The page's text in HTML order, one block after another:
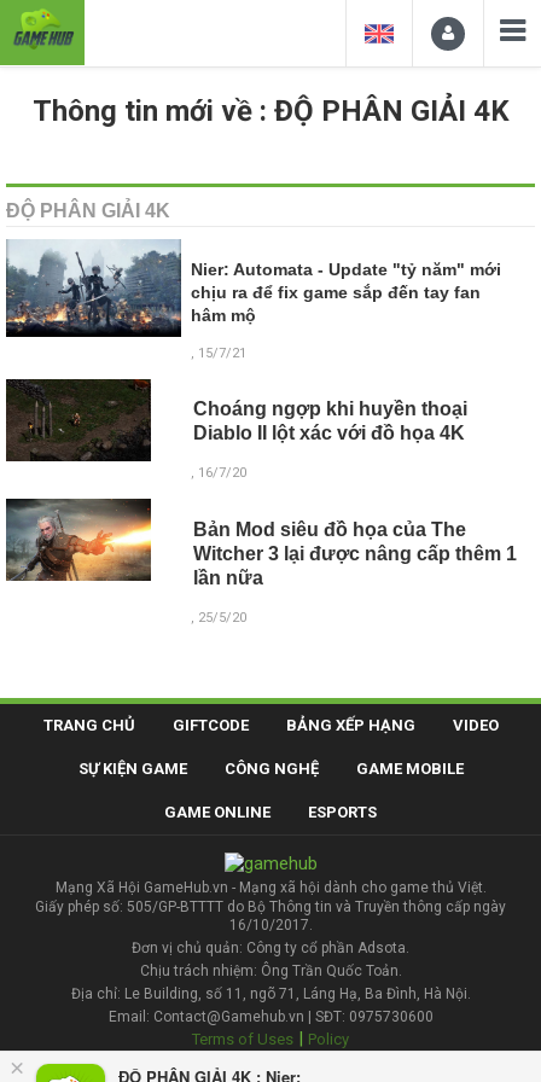
× ĐỘ PHÂN GIẢI 4K : Nier:
Thông tin mới về : ĐỘ PHÂN GIẢI 4K
ĐỘ PHÂN GIẢI 4K
Nier: Automata - Update "tỷ năm" mới
chịu ra để fix game sắp đến tay fan
hâm mộ
, 15/7/21
Choáng ngợp khi huyền thoại
Diablo II lột xác với đồ họa 4K
, 16/7/20
Bản Mod siêu đồ họa của The
Witcher 3 lại được nâng cấp thêm 1
lần nữa
, 25/5/20
TRANG CHỦ GIFTCODE BẢNG XẾP HẠNG VIDEO
SỰ KIỆN GAME CÔNG NGHỆ GAME MOBILE
GAME ONLINE ESPORTS
Mạng Xã Hội GameHub.vn - Mạng xã hội dành cho game thủ Việt.
Giấy phép số: 505/GP-BTTTT do Bộ Thông tin và Truyền thông cấp ngày
16/10/2017.
Đơn vị chủ quản: Công ty cổ phần Adsota.
Chịu trách nhiệm: Ông Trần Quốc Toản.
Địa chỉ: Le Building, số 11, ngõ 71, Láng Hạ, Ba Đình, Hà Nội.
Email: Contact@Gamehub.vn | SĐT: 0975730600
Terms of Uses | Policy